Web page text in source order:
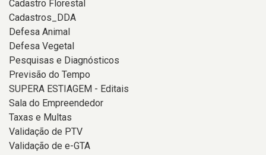
Cadastro Florestal
Cadastros_DDA
Defesa Animal
Defesa Vegetal
Pesquisas e Diagnósticos
Previsão do Tempo
SUPERA ESTIAGEM - Editais
Sala do Empreendedor
Taxas e Multas
Validação de PTV
Validação de e-GTA